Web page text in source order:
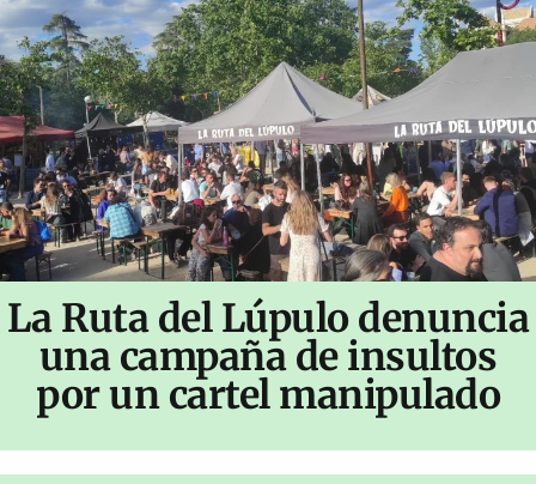
La Ruta del Lúpulo denuncia
una campaña de insultos
por un cartel manipulado